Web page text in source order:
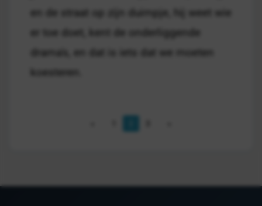
en de straat op zijn duimpje, hij weet wie
er toe doet, kent de onderliggende
drama's, en dat is iets dat we moeten
koesteren.